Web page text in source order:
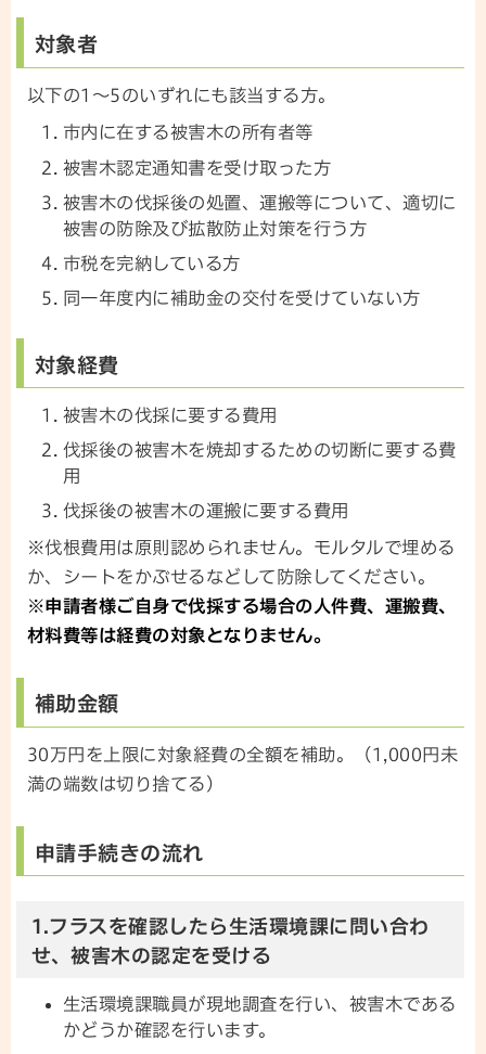
対象者
以下の1～5のいずれにも該当する方。
市内に在する被害木の所有者等
被害木認定通知書を受け取った方
被害木の伐採後の処置、運搬等について、適切に
被害の防除及び拡散防止対策を行う方
市税を完納している方
同一年度内に補助金の交付を受けていない方
対象経費
被害木の伐採に要する費用
伐採後の被害木を焼却するための切断に要する費
用
伐採後の被害木の運搬に要する費用
※伐根費用は原則認められません。モルタルで埋める
か、シートをかぶせるなどして防除してください。
※申請者様ご自身で伐採する場合の人件費、運搬費、
材料費等は経費の対象となりません。
補助金額
30万円を上限に対象経費の全額を補助。（1,000円未
満の端数は切り捨てる）
申請手続きの流れ
1.フラスを確認したら生活環境課に問い合わ
せ、被害木の認定を受ける
生活環境課職員が現地調査を行い、被害木である
かどうか確認を行います。